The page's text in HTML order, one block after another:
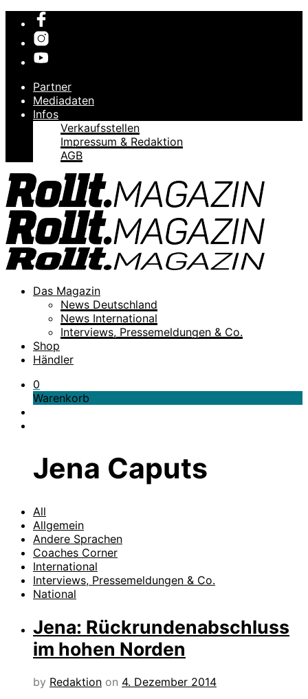
Partner
Mediadaten
Infos
Verkaufsstellen
Impressum & Redaktion
AGB
Das Magazin
News Deutschland
News International
Interviews, Pressemeldungen & Co.
Shop
Händler
0
Warenkorb
Jena Caputs
All
Allgemein
Andere Sprachen
Coaches Corner
International
Interviews, Pressemeldungen & Co.
National
Jena: Rückrundenabschluss
im hohen Norden
by Redaktion on 4. Dezember 2014